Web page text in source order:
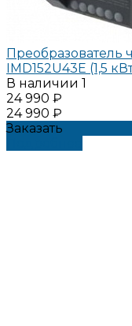
Преобразователь
IMD152U43E (1,5
В наличии 1
24 990 ₽
24 990 ₽
Заказать